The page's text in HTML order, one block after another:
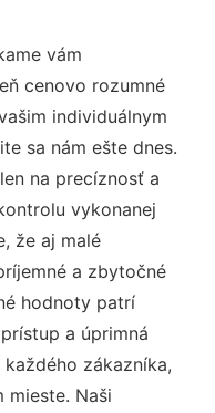
vám
cenovo rozumné
individuálnym
sa nám ešte dnes.
na precíznosť a
vykonanej
že aj malé
a zbytočné
hodnoty patrí
a úprimná
zákazníka,
mieste. Naši